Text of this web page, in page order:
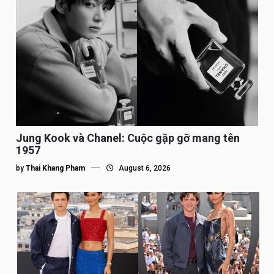
Jung Kook và Chanel: Cuộc gặp gỡ mang tên
1957
by Thai Khang Pham August 6, 2026